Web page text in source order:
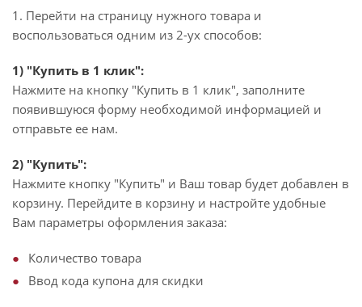
1. Перейти на страницу нужного товара и
воспользоваться одним из 2-ух способов:
1) "Купить в 1 клик":
Нажмите на кнопку "Купить в 1 клик", заполните
появившуюся форму необходимой информацией и
отправьте ее нам.
2) "Купить":
Нажмите кнопку "Купить" и Ваш товар будет добавлен в
корзину. Перейдите в корзину и настройте удобные
Вам параметры оформления заказа:
Количество товара
Ввод кода купона для скидки